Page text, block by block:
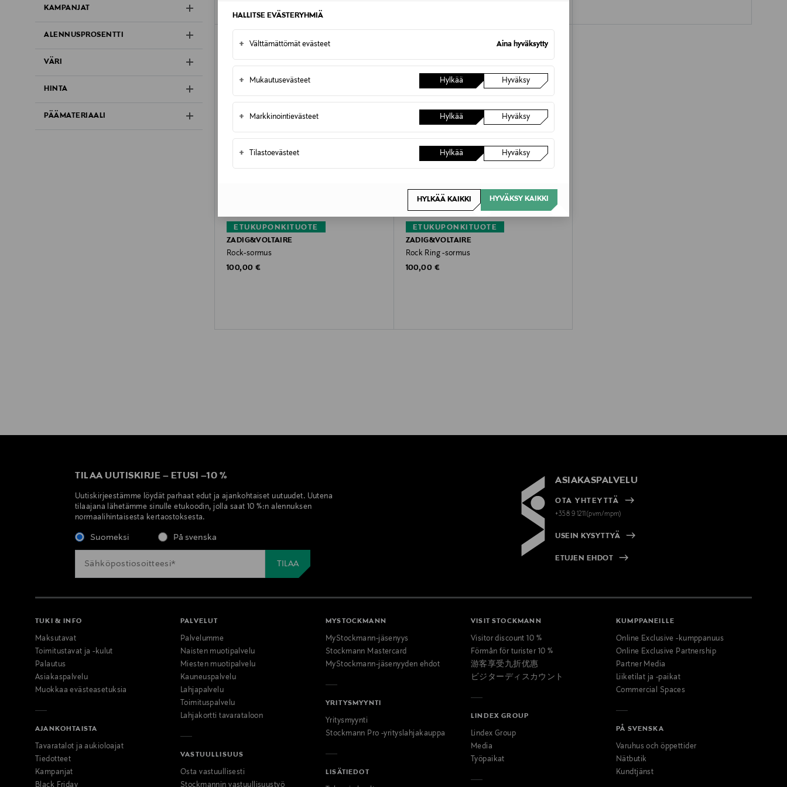
HALLITSE EVÄSTERYHMIÄ
+ Välttämättömät evästeet Aina hyväksytty
+ Mukautusevästeet Hylkää Hyväksy
+ Markkinointievästeet Hylkää Hyväksy
+ Tilastoevästeet Hylkää Hyväksy
HYLKÄÄ KAIKKI HYVÄKSY KAIKKI
KAMPANJAT
ALENNUSPROSENTTI
VÄRI
HINTA
PÄÄMATERIAALI
ETUKUPONKITUOTE
ZADIG&VOLTAIRE
Rock-sormus
Original Price
100,00 €
ETUKUPONKITUOTE
ZADIG&VOLTAIRE
Rock Ring -sormus
Original Price
100,00 €
TILAA UUTISKIRJE – ETUSI –10 %
Uutiskirjeestämme löydät parhaat edut ja ajankohtaiset uutuudet. Uutena
tilaajana lähetämme sinulle etukoodin, jolla saat 10 %:n alennuksen
normaalihintaisesta kertaostoksesta.
Suomeksi På svenska
ASIAKASPALVELU
OTA YHTEYTTÄ
+358 9 1211(pvm/mpm)
USEIN KYSYTTYÄ
ETUJEN EHDOT
TUKI & INFO
Maksutavat
Toimitustavat ja -kulut
Palautus
Asiakaspalvelu
Muokkaa evästeasetuksia
AJANKOHTAISTA
Tavaratalot ja aukioloajat
Tiedotteet
Kampanjat
Black Friday
PALVELUT
Palvelumme
Naisten muotipalvelu
Miesten muotipalvelu
Kauneuspalvelu
Lahjapalvelu
Toimituspalvelu
Lahjakortti tavarataloon
VASTUULLISUUS
Osta vastuullisesti
Stockmannin vastuullisuustyö
MYSTOCKMANN
MyStockmann-jäsenyys
Stockmann Mastercard
MyStockmann-jäsenyyden ehdot
YRITYSMYYNTI
Yritysmyynti
Stockmann Pro -yrityslahjakauppa
LISÄTIEDOT
VISIT STOCKMANN
Visitor discount 10 %
Förmån för turister 10 %
游客享受九折优惠
ビジターディスカウント
LINDEX GROUP
Lindex Group
Media
Työpaikat
KUMPPANEILLE
Online Exclusive -kumppanuus
Online Exclusive Partnership
Partner Media
Liiketilat ja -paikat
Commercial Spaces
PÅ SVENSKA
Varuhus och öppettider
Nätbutik
Kundtjänst